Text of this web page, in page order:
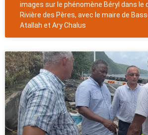
images sur le phénomène Béryl dans le
Rivière des Pères, avec le maire de
Atallah et Ary Chalus